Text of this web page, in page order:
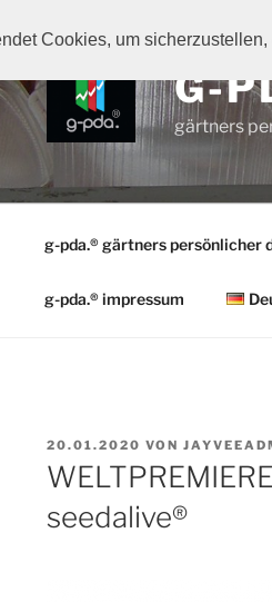
Cookies, um
G-
gärtners
g-pda.® gärtners persönlicher
g-pda.® impressum
VERÖFFENTLICHT
AM
20.01.2020 VON
seedalive®